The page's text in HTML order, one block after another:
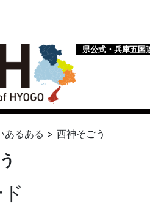
県公式・兵庫五国
あるある > 西神そごう